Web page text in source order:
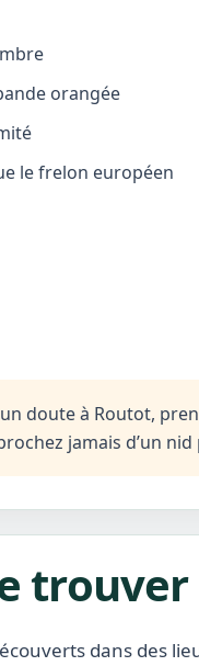
orangée
le frelon européen
doute à Routot,
jamais d’un
dans des